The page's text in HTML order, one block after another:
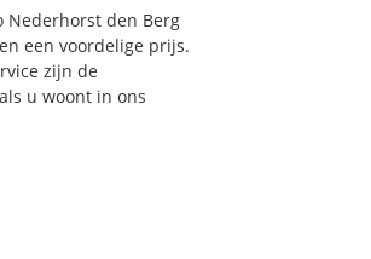
Nederhorst den Berg
een voordelige prijs.
zijn de
u woont in ons